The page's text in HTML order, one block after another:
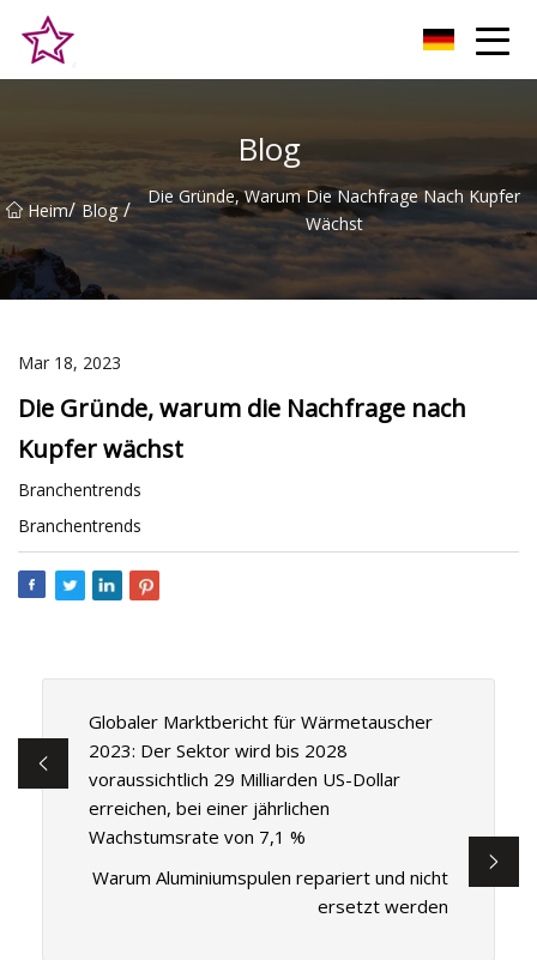
Blog
Heim/ Blog /
Die Gründe, Warum Die Nachfrage Nach Kupfer
Wächst
Mar 18, 2023
Die Gründe, warum die Nachfrage nach
Kupfer wächst
Branchentrends
Branchentrends
Globaler Marktbericht für Wärmetauscher
2023: Der Sektor wird bis 2028
voraussichtlich 29 Milliarden US-Dollar
erreichen, bei einer jährlichen
Wachstumsrate von 7,1 %
Warum Aluminiumspulen repariert und nicht
ersetzt werden